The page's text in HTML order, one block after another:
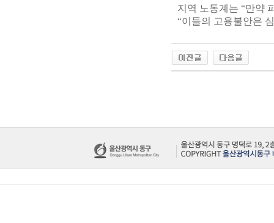
지역 노동계는 “만약
“이들의 고용불안은